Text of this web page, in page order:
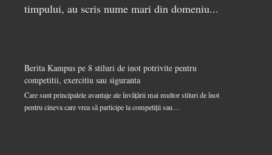
timpului, au scris nume mari din domeniu...
Berita Kampus pe 8 stiluri de inot potrivite pentru
competitii, exercitiu sau siguranta
Care sunt principalele avantaje ale învățării mai multor stiluri de înot
pentru cineva care vrea să participe la competiții sau…